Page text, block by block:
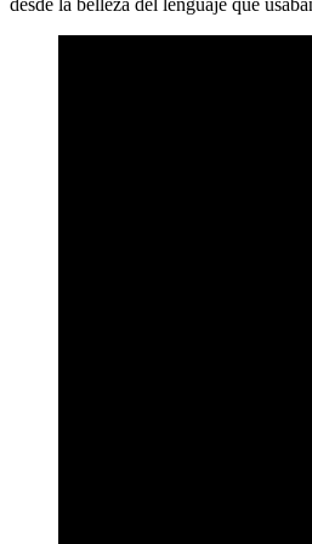
desde la belleza del lenguaje que